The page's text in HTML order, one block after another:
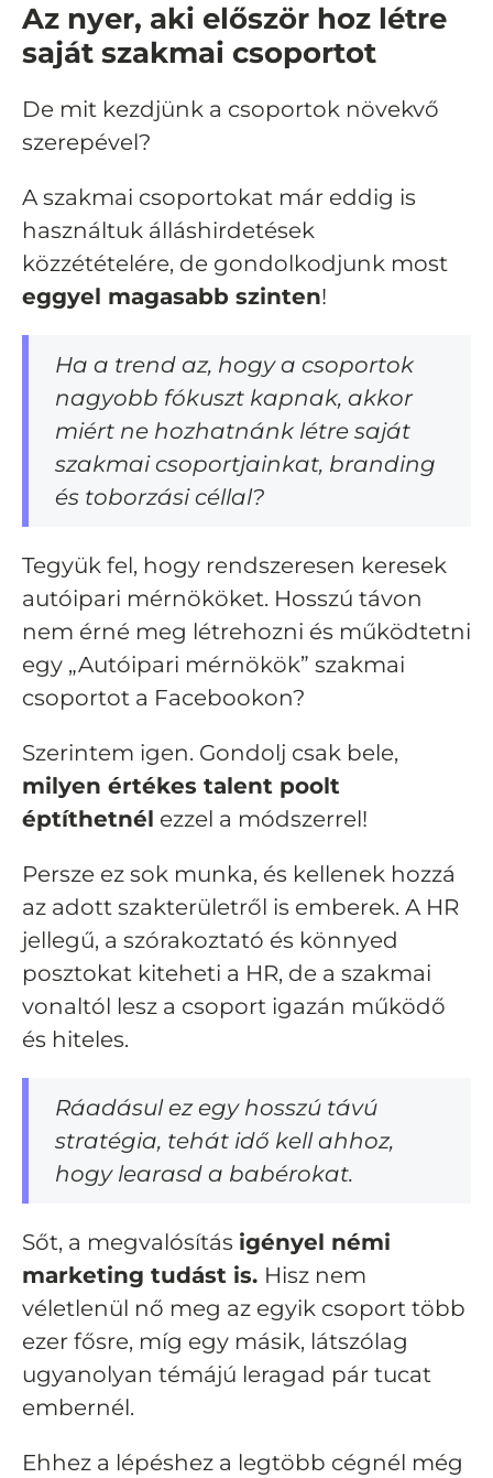
Az nyer, aki először hoz létre
saját szakmai csoportot
De mit kezdjünk a csoportok növekvő
szerepével?
A szakmai csoportokat már eddig is
használtuk álláshirdetések
közzétételére, de gondolkodjunk most
eggyel magasabb szinten!
Ha a trend az, hogy a csoportok
nagyobb fókuszt kapnak, akkor
miért ne hozhatnánk létre saját
szakmai csoportjainkat, branding
és toborzási céllal?
Tegyük fel, hogy rendszeresen keresek
autóipari mérnököket. Hosszú távon
nem érné meg létrehozni és működtetni
egy „Autóipari mérnökök” szakmai
csoportot a Facebookon?
Szerintem igen. Gondolj csak bele,
milyen értékes talent poolt
éptíthetnél ezzel a módszerrel!
Persze ez sok munka, és kellenek hozzá
az adott szakterületről is emberek. A HR
jellegű, a szórakoztató és könnyed
posztokat kiteheti a HR, de a szakmai
vonaltól lesz a csoport igazán működő
és hiteles.
Ráadásul ez egy hosszú távú
stratégia, tehát idő kell ahhoz,
hogy learasd a babérokat.
Sőt, a megvalósítás igényel némi
marketing tudást is. Hisz nem
véletlenül nő meg az egyik csoport több
ezer fősre, míg egy másik, látszólag
ugyanolyan témájú leragad pár tucat
embernél.
Ehhez a lépéshez a legtöbb cégnél még